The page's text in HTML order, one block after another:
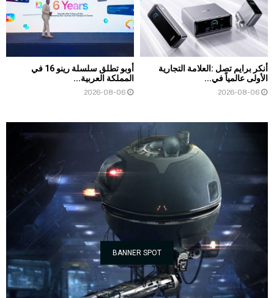
أنكر برايم تصل :العلامة التجارية
الأولى عالمياً في...
2026-08-06
أوبو تطلق سلسلة رينو 16 في
المملكة العربية...
2026-08-06
BANNER SPOT